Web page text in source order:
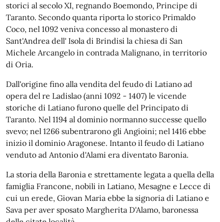
storici al secolo XI, regnando Boemondo, Principe di
Taranto. Secondo quanta riporta lo storico Primaldo
Coco, nel 1092 veniva concesso al monastero di
Sant'Andrea dell' Isola di Brindisi la chiesa di San
Michele Arcangelo in contrada Malignano, in territorio
di Oria.
Dall'origine fino alla vendita del feudo di Latiano ad
opera del re Ladislao (anni 1092 - 1407) le vicende
storiche di Latiano furono quelle del Principato di
Taranto. Nel 1194 al dominio normanno successe quello
svevo; nel 1266 subentrarono gli Angioini; nel 1416 ebbe
inizio il dominio Aragonese. Intanto il feudo di Latiano
venduto ad Antonio d'Alami era diventato Baronia.
La storia della Baronia e strettamente legata a quella della
famiglia Francone, nobili in Latiano, Mesagne e Lecce di
cui un erede, Giovan Maria ebbe la signoria di Latiano e
Sava per aver sposato Margherita D'Alamo, baronessa